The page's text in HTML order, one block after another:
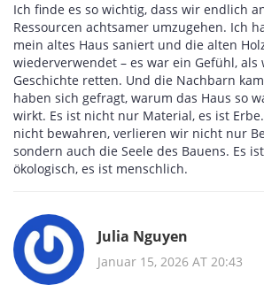
Ich finde es so wichtig, dass wir endlich
Ressourcen achtsamer umzugehen. Ich
mein altes Haus saniert und die alten
wiederverwendet – es war ein Gefühl, als
Geschichte retten. Und die Nachbarn
haben sich gefragt, warum das Haus so
wirkt. Es ist nicht nur Material, es ist
nicht bewahren, verlieren wir nicht nur
sondern auch die Seele des Bauens. Es
ökologisch, es ist menschlich.
Julia Nguyen
Januar 15, 2026 AT 20:43